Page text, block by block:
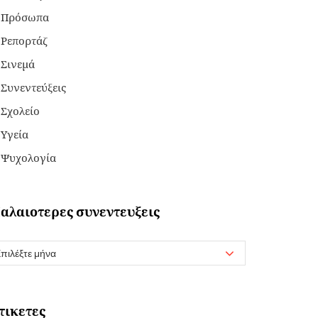
Πρόσωπα
Ρεπορτάζ
Σινεμά
Συνεντεύξεις
Σχολείο
Υγεία
Ψυχολογία
συνεντευξεις